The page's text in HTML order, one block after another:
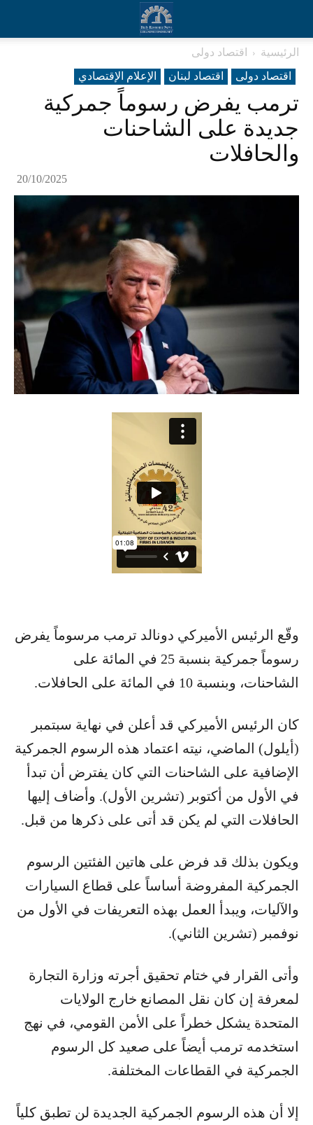
الرئيسية
اقتصاد دولی
اقتصاد دولی
اقتصاد لبنان الإعلام الإقتصادي
ترمب يفرض رسوماً جمركية
جديدة على الشاحنات
والحافلات
20/10/2025
وقّع الرئيس الأميركي دونالد ترمب مرسوماً يفرض
رسوماً جمركية بنسبة 25 في المائة على
الشاحنات، وبنسبة 10 في المائة على الحافلات.
كان الرئيس الأميركي قد أعلن في نهاية سبتمبر
(أيلول) الماضي، نيته اعتماد هذه الرسوم الجمركية
الإضافية على الشاحنات التي كان يفترض أن تبدأ
في الأول من أكتوبر (تشرين الأول). وأضاف إليها
الحافلات التي لم يكن قد أتى على ذكرها من قبل.
ويكون بذلك قد فرض على هاتين الفئتين الرسوم
الجمركية المفروضة أساساً على قطاع السيارات
والآليات، ويبدأ العمل بهذه التعريفات في الأول من
نوفمبر (تشرين الثاني).
وأتى القرار في ختام تحقيق أجرته وزارة التجارة
لمعرفة إن كان نقل المصانع خارج الولايات
المتحدة يشكل خطراً على الأمن القومي، في نهج
استخدمه ترمب أيضاً على صعيد كل الرسوم
الجمركية في القطاعات المختلفة.
إلا أن هذه الرسوم الجمركية الجديدة لن تطبق كلياً